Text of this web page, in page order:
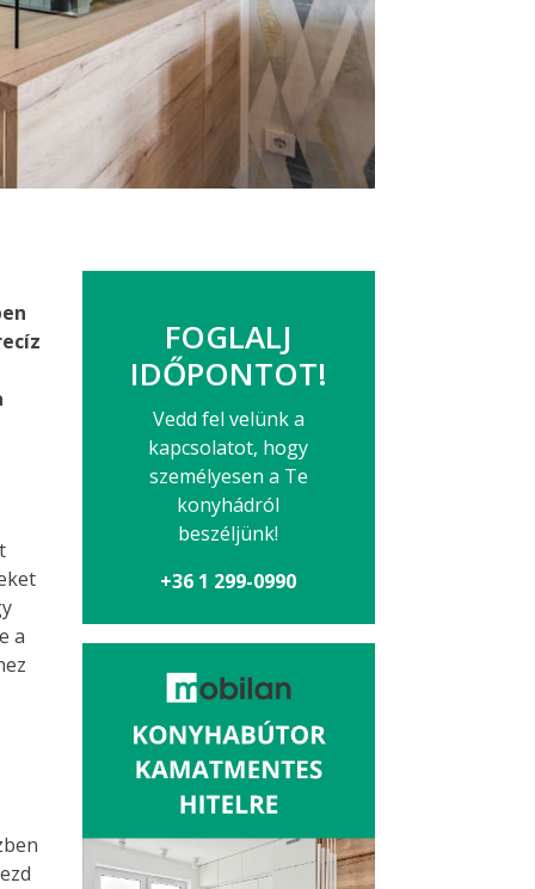
a
FOGLALJ
IDŐPONTOT!
Vedd fel velünk a
kapcsolatot, hogy
személyesen a Te
konyhádról
beszéljünk!
+36 1 299-0990